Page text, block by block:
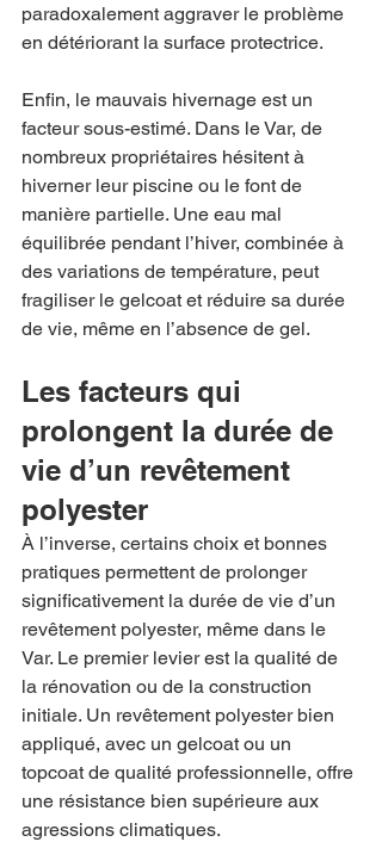
paradoxalement aggraver le problème
en détériorant la surface protectrice.
Enfin, le mauvais hivernage est un
facteur sous-estimé. Dans le Var, de
nombreux propriétaires hésitent à
hiverner leur piscine ou le font de
manière partielle. Une eau mal
équilibrée pendant l’hiver, combinée à
des variations de température, peut
fragiliser le gelcoat et réduire sa durée
de vie, même en l’absence de gel.
Les facteurs qui
prolongent la durée de
vie d’un revêtement
polyester
À l’inverse, certains choix et bonnes
pratiques permettent de prolonger
significativement la durée de vie d’un
revêtement polyester, même dans le
Var. Le premier levier est la qualité de
la rénovation ou de la construction
initiale. Un revêtement polyester bien
appliqué, avec un gelcoat ou un
topcoat de qualité professionnelle, offre
une résistance bien supérieure aux
agressions climatiques.